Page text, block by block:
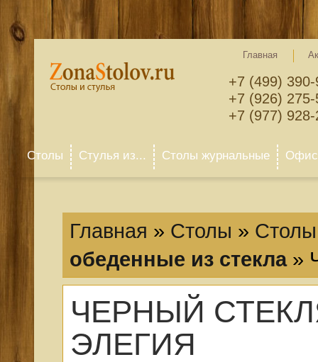
Главная
+7 (499)
+7 (926)
+7 (977)
Столы Стулья из... Столы журнальные
Главная » Столы » Столы
обеденные из стекла»
ЧЕРНЫЙ
ЭЛЕГИЯ